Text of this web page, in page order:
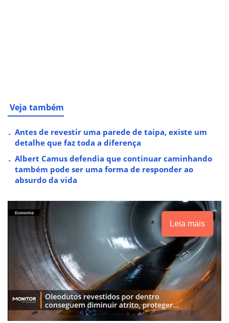
Veja também
Antes de revestir uma parede de taipa, existe um
detalhe que faz toda a diferença
Albert Camus defendia que continuar caminhando
também pode ser uma forma de responder ao
absurdo da vida
Leia mais